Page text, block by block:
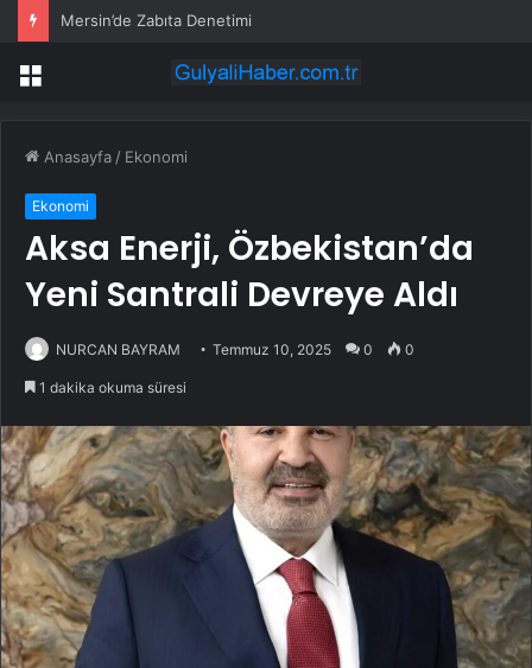
Mersin’de Zabıta Denetimi
Menü
Anasayfa / Ekonomi
Ekonomi
Aksa Enerji, Özbekistan’da
Yeni Santrali Devreye Aldı
NURCAN BAYRAM Temmuz 10, 2025 0 0
1 dakika okuma süresi